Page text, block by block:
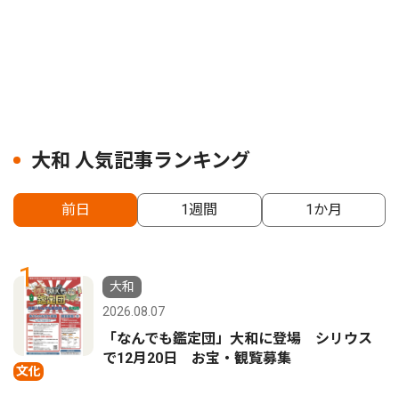
大和 人気記事ランキング
前日 1週間 1か月
1
文化
大和
2026.08.07
「なんでも鑑定団」大和に登場 シリウス
で12月20日 お宝・観覧募集